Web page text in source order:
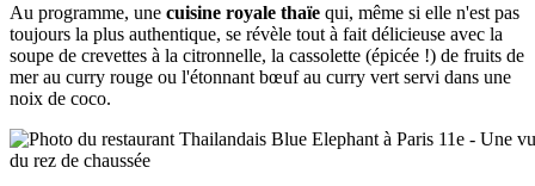
Au programme, une cuisine royale thaïe qui, même si elle n'est pas
toujours la plus authentique, se révèle tout à fait délicieuse avec la
soupe de crevettes à la citronnelle, la cassolette (épicée !) de fruits de
mer au curry rouge ou l'étonnant bœuf au curry vert servi dans une
noix de coco.